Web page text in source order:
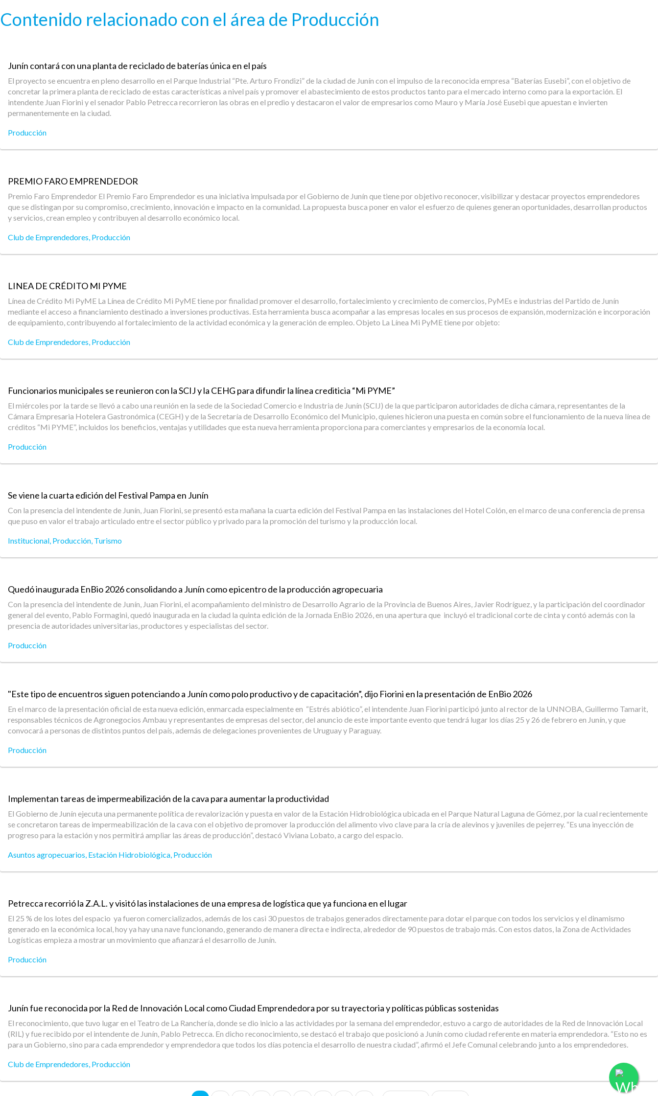
Contenido relacionado con el área de Producción
Junín contará con una planta de reciclado de baterías única en el país
El proyecto se encuentra en pleno desarrollo en el Parque Industrial “Pte. Arturo Frondizi” de la ciudad de Junín con el impulso de la reconocida empresa “Baterías Eusebi”, con el objetivo de
concretar la primera planta de reciclado de estas características a nivel país y promover el abastecimiento de estos productos tanto para el mercado interno como para la exportación. El
intendente Juan Fiorini y el senador Pablo Petrecca recorrieron las obras en el predio y destacaron el valor de empresarios como Mauro y María José Eusebi que apuestan e invierten
permanentemente en la ciudad.
Producción
PREMIO FARO EMPRENDEDOR
Premio Faro Emprendedor El Premio Faro Emprendedor es una iniciativa impulsada por el Gobierno de Junín que tiene por objetivo reconocer, visibilizar y destacar proyectos emprendedores
que se distingan por su compromiso, crecimiento, innovación e impacto en la comunidad. La propuesta busca poner en valor el esfuerzo de quienes generan oportunidades, desarrollan productos
y servicios, crean empleo y contribuyen al desarrollo económico local.
Club de Emprendedores, Producción
LINEA DE CRÉDITO MI PYME
Línea de Crédito Mi PyME La Línea de Crédito Mi PyME tiene por finalidad promover el desarrollo, fortalecimiento y crecimiento de comercios, PyMEs e industrias del Partido de Junín
mediante el acceso a financiamiento destinado a inversiones productivas. Esta herramienta busca acompañar a las empresas locales en sus procesos de expansión, modernización e incorporación
de equipamiento, contribuyendo al fortalecimiento de la actividad económica y la generación de empleo. Objeto La Línea Mi PyME tiene por objeto:
Club de Emprendedores, Producción
Funcionarios municipales se reunieron con la SCIJ y la CEHG para difundir la línea crediticia “Mi PYME”
El miércoles por la tarde se llevó a cabo una reunión en la sede de la Sociedad Comercio e Industria de Junín (SCIJ) de la que participaron autoridades de dicha cámara, representantes de la
Cámara Empresaria Hotelera Gastronómica (CEGH) y de la Secretaría de Desarrollo Económico del Municipio, quienes hicieron una puesta en común sobre el funcionamiento de la nueva línea de
créditos “Mi PYME”, incluidos los beneficios, ventajas y utilidades que esta nueva herramienta proporciona para comerciantes y empresarios de la economía local.
Producción
Se viene la cuarta edición del Festival Pampa en Junín
Con la presencia del intendente de Junín, Juan Fiorini, se presentó esta mañana la cuarta edición del Festival Pampa en las instalaciones del Hotel Colón, en el marco de una conferencia de prensa
que puso en valor el trabajo articulado entre el sector público y privado para la promoción del turismo y la producción local.
Institucional, Producción, Turismo
Quedó inaugurada EnBio 2026 consolidando a Junín como epicentro de la producción agropecuaria
Con la presencia del intendente de Junín, Juan Fiorini, el acompañamiento del ministro de Desarrollo Agrario de la Provincia de Buenos Aires, Javier Rodríguez, y la participación del coordinador
general del evento, Pablo Formagini, quedó inaugurada en la ciudad la quinta edición de la Jornada EnBio 2026, en una apertura que incluyó el tradicional corte de cinta y contó además con la
presencia de autoridades universitarias, productores y especialistas del sector.
Producción
"Este tipo de encuentros siguen potenciando a Junín como polo productivo y de capacitación”, dijo Fiorini en la presentación de EnBio 2026
En el marco de la presentación oficial de esta nueva edición, enmarcada especialmente en “Estrés abiótico”, el intendente Juan Fiorini participó junto al rector de la UNNOBA, Guillermo Tamarit,
responsables técnicos de Agronegocios Ambau y representantes de empresas del sector, del anuncio de este importante evento que tendrá lugar los días 25 y 26 de febrero en Junín, y que
convocará a personas de distintos puntos del país, además de delegaciones provenientes de Uruguay y Paraguay.
Producción
Implementan tareas de impermeabilización de la cava para aumentar la productividad
El Gobierno de Junín ejecuta una permanente política de revalorización y puesta en valor de la Estación Hidrobiológica ubicada en el Parque Natural Laguna de Gómez, por la cual recientemente
se concretaron tareas de impermeabilización de la cava con el objetivo de promover la producción del alimento vivo clave para la cría de alevinos y juveniles de pejerrey. “Es una inyección de
progreso para la estación y nos permitirá ampliar las áreas de producción”, destacó Viviana Lobato, a cargo del espacio.
Asuntos agropecuarios, Estación Hidrobiológica, Producción
Petrecca recorrió la Z.A.L. y visitó las instalaciones de una empresa de logística que ya funciona en el lugar
El 25 % de los lotes del espacio ya fueron comercializados, además de los casi 30 puestos de trabajos generados directamente para dotar el parque con todos los servicios y el dinamismo
generado en la económica local, hoy ya hay una nave funcionando, generando de manera directa e indirecta, alrededor de 90 puestos de trabajo más. Con estos datos, la Zona de Actividades
Logísticas empieza a mostrar un movimiento que afianzará el desarrollo de Junín.
Producción
Junín fue reconocida por la Red de Innovación Local como Ciudad Emprendedora por su trayectoria y políticas públicas sostenidas
El reconocimiento, que tuvo lugar en el Teatro de La Ranchería, donde se dio inicio a las actividades por la semana del emprendedor, estuvo a cargo de autoridades de la Red de Innovación Local
(RIL) y fue recibido por el intendente de Junín, Pablo Petrecca. En dicho reconocimiento, se destacó el trabajo que posicionó a Junín como ciudad referente en materia emprendedora. “Esto no es
para un Gobierno, sino para cada emprendedor y emprendedora que todos los días potencia el desarrollo de nuestra ciudad”, afirmó el Jefe Comunal celebrando junto a los emprendedores.
Club de Emprendedores, Producción